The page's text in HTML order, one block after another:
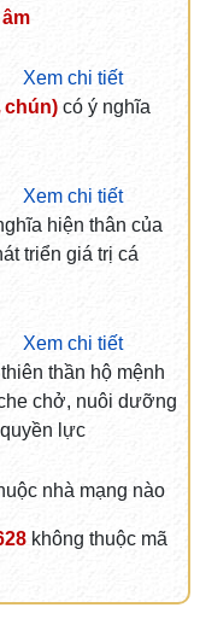
Xem chi tiết
chún)có ý nghĩa
Xem chi tiết
hiện thân của
triển giá trị cá
Xem chi tiết
thần hộ mệnh
chở, nuôi dưỡng
lực
nhà mạng nào
không thuộc mã